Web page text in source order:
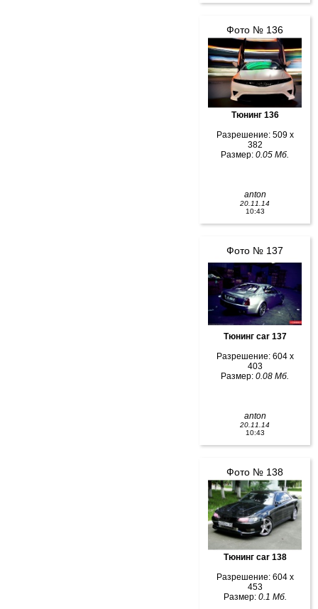
Фото № 136
Тюнинг 136
Разрешение: 509 x
382
Размер: 0.05 Мб.
anton
20.11.14
10:43
Фото № 137
Тюнинг car 137
Разрешение: 604 x
403
Размер: 0.08 Мб.
anton
20.11.14
10:43
Фото № 138
Тюнинг car 138
Разрешение: 604 x
453
Размер: 0.1 Мб.